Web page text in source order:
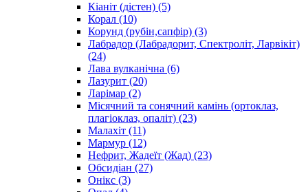
Кіаніт (дістен) (5)
Корал (10)
Корунд (рубін,сапфір) (3)
Лабрадор (Лабрадорит, Спектроліт, Ларвікіт)
(24)
Лава вулканічна (6)
Лазурит (20)
Ларімар (2)
Місячний та сонячний камінь (ортоклаз,
плагіоклаз, опаліт) (23)
Малахіт (11)
Мармур (12)
Нефрит, Жадеїт (Жад) (23)
Обсидіан (27)
Онікс (3)